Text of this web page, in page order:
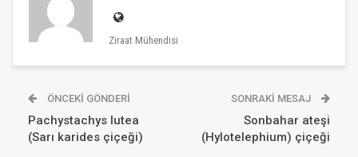
Ziraat Mühendisi
ÖNCEKI GÖNDERI
Pachystachys lutea
(Sarı karides çiçeği)
SONRAKI MESAJ
Sonbahar ateşi
(Hylotelephium) çiçeği